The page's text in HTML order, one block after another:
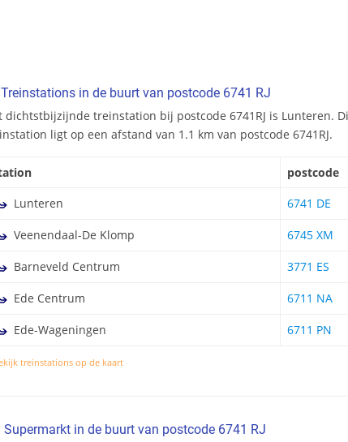
Treinstations in de buurt van postcode 6741 RJ
dichtstbijzijnde treinstation bij postcode 6741RJ is Lunteren.
ligt op een afstand van 1.1 km van postcode 6741RJ.
postcode
Lunteren
6741 DE
Veenendaal-De Klomp 6745 XM
Barneveld Centrum 3771 ES
Ede Centrum 6711 NA
Ede-Wageningen 6711 PN
treinstations op de kaart
Supermarkt in de buurt van postcode 6741 RJ